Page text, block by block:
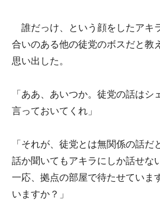
誰だっけ、という顔をしたアキ
合いのある他の徒党のボスだと教
思い出した。
「ああ、あいつか。徒党の話はシ
言っておいてくれ」
「それが、徒党とは無関係の話だ
話か聞いてもアキラにしか話せな
一応、拠点の部屋で待たせていま
いますか？」